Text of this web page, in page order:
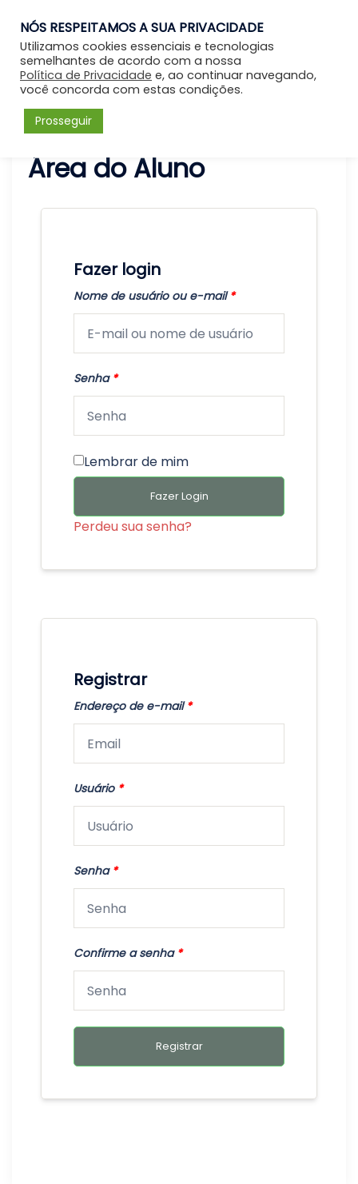
Entrar
Área do Aluno
Fazer login
Nome de usuário ou e-mail*
Senha *
Lembrar de mim
Fazer Login
Perdeu sua senha?
Registrar
Endereço de e-mail*
Usuário *
Senha *
Confirme a senha *
Registrar
NÓS RESPEITAMOS A SUA PRIVACIDADE
Utilizamos cookies essenciais e tecnologias
semelhantes de acordo com a nossa
Política de Privacidade e, ao continuar navegando,
você concorda com estas condições.
Prosseguir